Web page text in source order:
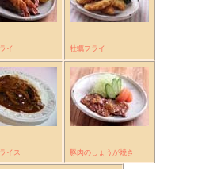
イ 牡蠣フライ
イス 豚肉のしょうが焼き